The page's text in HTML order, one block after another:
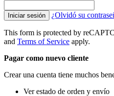
Iniciar sesión ¿Olvidó su
This form is protected by
and Terms of Service apply.
Pagar como nuevo cliente
Crear una cuenta tiene muchos
Ver estado de orden y envío